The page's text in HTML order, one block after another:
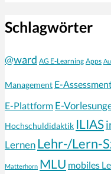
Schlagwörter
@ward AG E-Learning Apps
Management E-
E-Plattform E-
Hochschuldidaktik ILIAS
LernenLehr-/Lern-
Matterhorn MLU mobiles